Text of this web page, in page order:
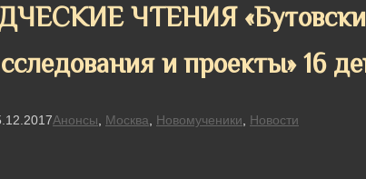
ЧТЕНИЯ
и проекты» 16
Анонсы Москва Новомученики Новости